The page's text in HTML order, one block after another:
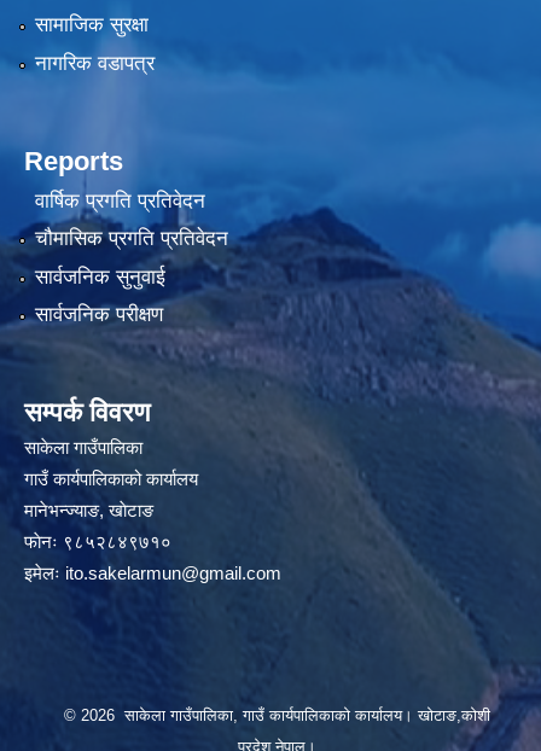
सामाजिक सुरक्षा
नागरिक वडापत्र
Reports
वार्षिक प्रगति प्रतिवेदन
चौमासिक प्रगति प्रतिवेदन
सार्वजनिक सुनुवाई
सार्वजनिक परीक्षण
सम्पर्क विवरण
साकेला गाउँपालिका
गाउँ कार्यपालिकाको कार्यालय
मानेभन्ज्याङ, खाेटाङ
फाेनः ९८५२८४९७१०
इमेलः ito.sakelarmun@gmail.com
© 2026 साकेला गाउँपालिका, गाउँ कार्यपालिकाको कार्यालय। खोटाङ,कोशी
प्रदेश,नेपाल।